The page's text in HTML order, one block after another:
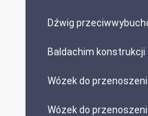
Dźwig
Baldachim
Wózek do
Wózek do